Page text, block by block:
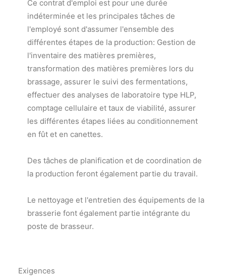
Ce contrat d'emploi est pour une durée
indéterminée et les principales tâches de
l'employé sont d'assumer l'ensemble des
différentes étapes de la production: Gestion de
l'inventaire des matières premières,
transformation des matières premières lors du
brassage, assurer le suivi des fermentations,
effectuer des analyses de laboratoire type HLP,
comptage cellulaire et taux de viabilité, assurer
les différentes étapes liées au conditionnement
en fût et en canettes.
Des tâches de planification et de coordination de
la production feront également partie du travail.
Le nettoyage et l'entretien des équipements de la
brasserie font également partie intégrante du
poste de brasseur.
Exigences